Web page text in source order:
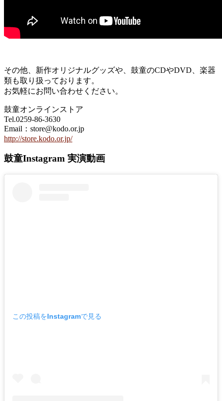
その他、新作オリジナルグッズや、鼓童のCDやDVD、楽器
類も取り扱っております。
お気軽にお問い合わせください。
鼓童オンラインストア
Tel.0259-86-3630
Email：store@kodo.or.jp
http://store.kodo.or.jp/
鼓童Instagram 実演動画
この投稿をInstagramで見る